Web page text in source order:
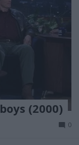
(2000)
0